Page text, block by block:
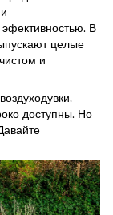
В
целые
и
доступны. Но